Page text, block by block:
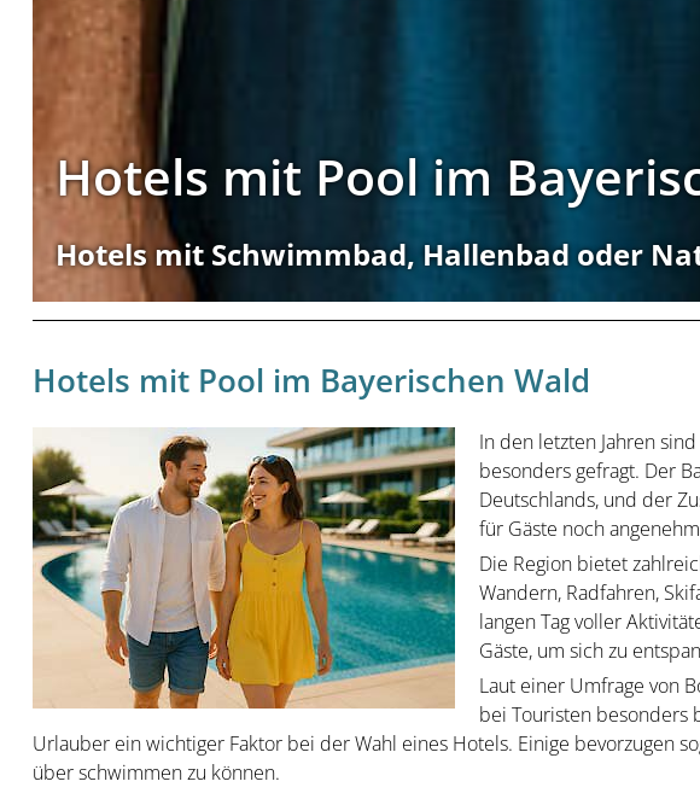
Hotels mit Pool im
Hotels mit Schwimmbad, Hallenbad oder
Hotels mit Pool im Bayerischen Wald
In den letzten Jahren
besonders gefragt. Der
Deutschlands, und der
für Gäste noch
Die Region bietet
Wandern, Radfahren,
langen Tag voller
Gäste, um sich zu
Laut einer Umfrage von
bei Touristen besonders
Urlauber ein wichtiger Faktor bei der Wahl eines Hotels. Einige bevorzugen
über schwimmen zu können.